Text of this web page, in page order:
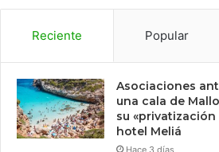
Reciente Popular
Asociaciones
una cala de
su
hotel Meliá
Hace 3 días